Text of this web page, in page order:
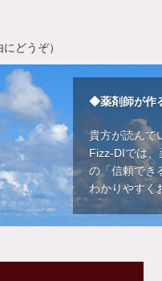
どうぞ）
◆薬剤師が作
貴方が読んで
Fizz-DIでは、
の「信頼でき
わかりやすく